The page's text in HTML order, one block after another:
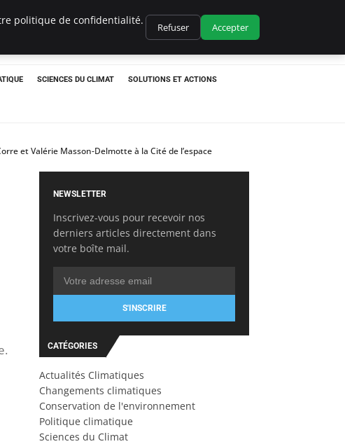
SCIENCES DU CLIMAT SOLUTIONS ET ACTIONS
et Valérie Masson-Delmotte à la Cité de l’espace
NEWSLETTER
Inscrivez-vous pour recevoir nos
derniers articles directement dans
votre boîte mail.
S'INSCRIRE
CATÉGORIES
Actualités Climatiques
Changements climatiques
Conservation de l'environnement
Politique climatique
Sciences du Climat
politique de confidentialité.
Refuser Accepter